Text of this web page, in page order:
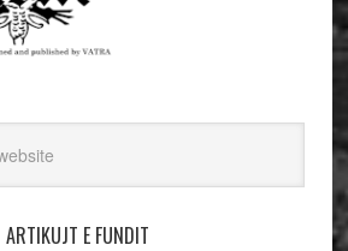
ARTIKUJT E FUNDIT